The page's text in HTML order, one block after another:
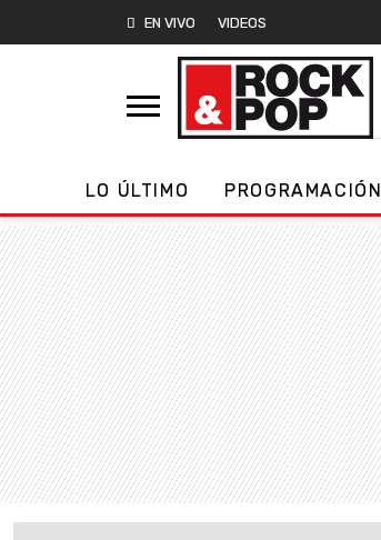
EN VIVO VIDEOS
LO ÚLTIMO PROGRAMACIÓN